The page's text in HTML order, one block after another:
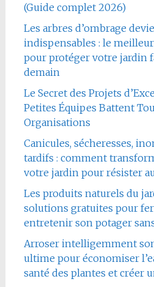
(Guide complet 2026)
Les arbres d’ombrage
indispensables : le
pour protéger votre jardin
demain
Le Secret des Projets
Petites Équipes Battent
Organisations
Canicules, sécheresses,
tardifs : comment
votre jardin pour résister
Les produits naturels du
solutions gratuites pour
entretenir son potager
Arroser intelligemment
ultime pour économiser
santé des plantes et créer